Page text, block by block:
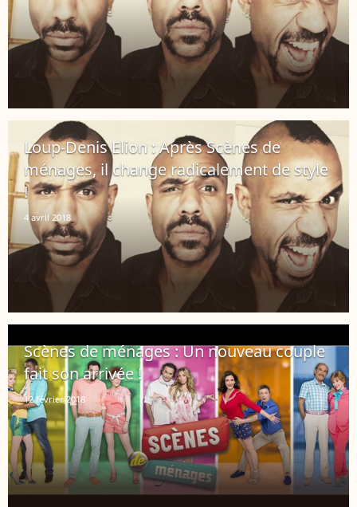
Loup-Denis Elion : Après Scènes de
ménages, il change radicalement de style
!
4 avril 2018
Scènes de ménages : Un nouveau couple
fait son arrivée !
12 février 2018